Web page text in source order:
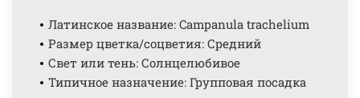
Латинское название: Campanula trachelium
Размер цветка/соцветия: Средний
Свет или тень: Солнцелюбивое
Типичное назначение: Групповая посадка